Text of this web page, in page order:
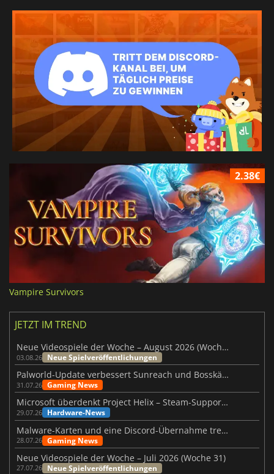
2.38€
Vampire Survivors
JETZT IM TREND
Neue Videospiele der Woche – August 2026 (Woche 32)
03.08.26 Neue Spielveröffentlichungen
Palworld-Update verbessert Sunreach und Bosskämpfe deutlich
31.07.26 Gaming News
Microsoft überdenkt Project Helix – Steam-Support gefährdet
29.07.26 Hardware-News
Malware-Karten und eine Discord-Übernahme treffen Meccha Chameleon
28.07.26 Gaming News
Neue Videospiele der Woche – Juli 2026 (Woche 31)
27.07.26 Neue Spielveröffentlichungen